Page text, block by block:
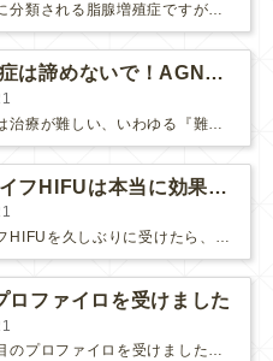
難治性いぼに分類される脂腺増殖症ですが、脂腺増殖症はAGNESアグネスにとても良く反応して、きれいに治すことができます。 ↑ 脂腺増殖症をアグネスAGNESで３回治療した1ヶ月後の写真です。...
脂腺増殖症は諦めないで！AGNESアグネス治療でツルツル肌に！
話題のハイフHIFUは本当に効果があるのか？
先日、ハイフHIFUを久しぶりに受けたら、顔の調子がとても良い感じです♪ 私はハイフHIFU後はいつも３日位、人には気付かれない程度に軽く腫れて、その後、グングンと顔が引き締まります。 ...
ロファイロを受けました
やっと２回目のプロファイロを受けました。 ↑ 写真はプロファイロ翌日です。 この距離の写真では凹凸は映らないですし、 実物も、首がよく見ると凹凸が残っている位で、 それも３日で...